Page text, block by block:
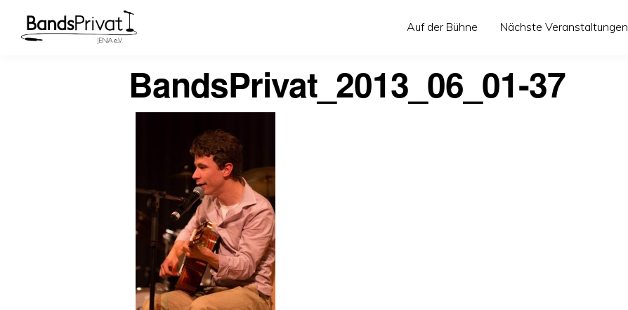
Auf der Bühne Nächste Veranstaltungen
BandsPrivat_2013_06_01-37